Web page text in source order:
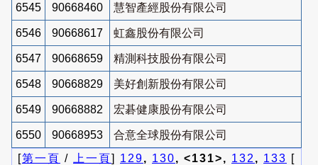
6545 90668460 慧智產經股份有限公司
6546 90668617 虹鑫股份有限公司
6547 90668659 精測科技股份有限公司
6548 90668829 美好創新股份有限公司
6549 90668882 宏碁健康股份有限公司
6550 90668953
合意全球股份有限公司
[第一頁 / 上一頁] 129, 130, <131>, 132 , 133 [